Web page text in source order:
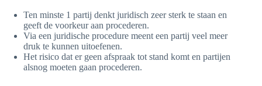
Ten minste 1 partij denkt juridisch zeer sterk te staan en
geeft de voorkeur aan procederen.
Via een juridische procedure meent een partij veel meer
druk te kunnen uitoefenen.
Het risico dat er geen afspraak tot stand komt en partijen
alsnog moeten gaan procederen.